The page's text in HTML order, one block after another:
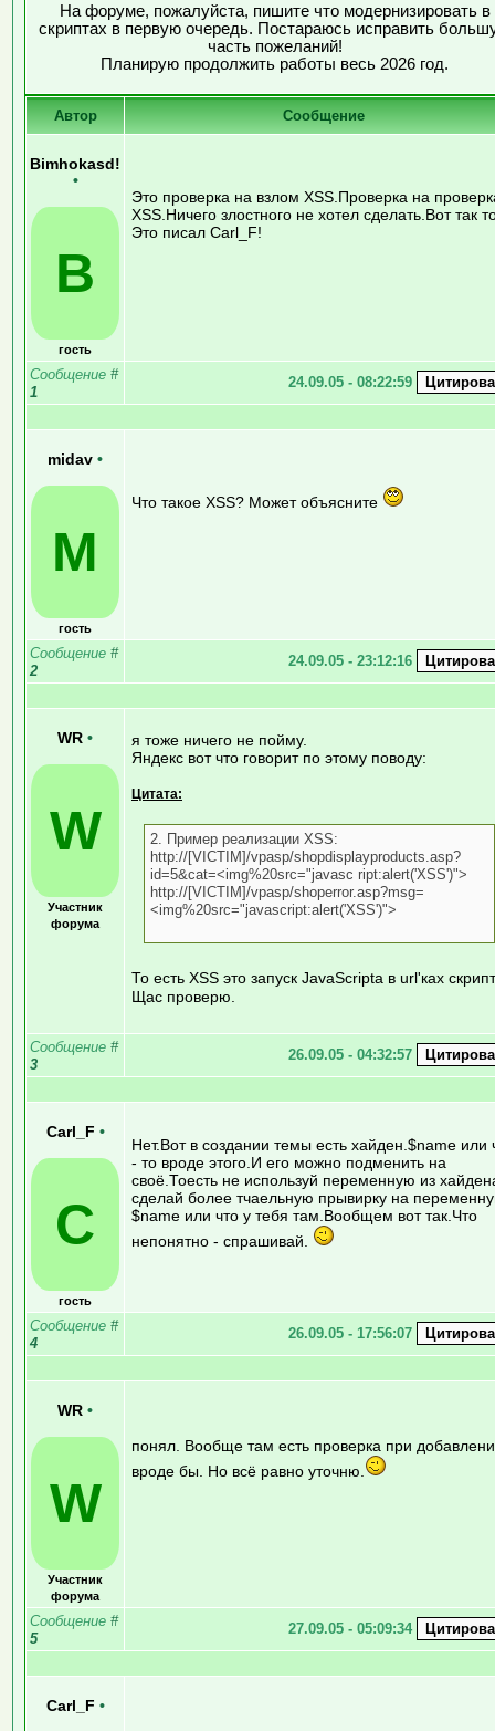
На форуме, пожалуйста, пишите что модернизировать в
скриптах в первую очередь. Постараюсь исправить
часть пожеланий!
Планирую продолжить работы весь 2026 год.
Автор Сообщение
Bimhokasd!
•
B
гость
Это проверка на взлом XSS.Проверка на
XSS.Ничего злостного не хотел сделать.Вот так
Это писал Carl_F!
Сообщение #
1
24.09.05 - 08:22:59
midav •
M
гость
Что такое XSS? Может объясните
Сообщение #
2
24.09.05 - 23:12:16
WR •
W
Участник
форума
я тоже ничего не пойму.
Яндекс вот что говорит по этому поводу:
Цитата:
2. Пример реализации XSS:
http://[VICTIM]/vpasp/shopdisplayproducts.asp?
id=5&cat=<img%20src="javasc ript:alert('XSS')">
http://[VICTIM]/vpasp/shoperror.asp?msg=
<img%20src="javascript:alert('XSS')">
То есть XSS это запуск JavaScripta в url'ках
Щас проверю.
Сообщение #
3
26.09.05 - 04:32:57
Carl_F •
C
гость
Нет.Вот в создании темы есть хайден.$name или
- то вроде этого.И его можно подменить на
своё.Тоесть не используй переменную из
сделай более тчаельную прывирку на
$name или что у тебя там.Вообщем вот так.Что
непонятно - спрашивай.
Сообщение #
4
26.09.05 - 17:56:07
WR •
W
Участник
форума
понял. Вообще там есть проверка при
вроде бы. Но всё равно уточню.
Сообщение #
5
27.09.05 - 05:09:34
Carl_F •